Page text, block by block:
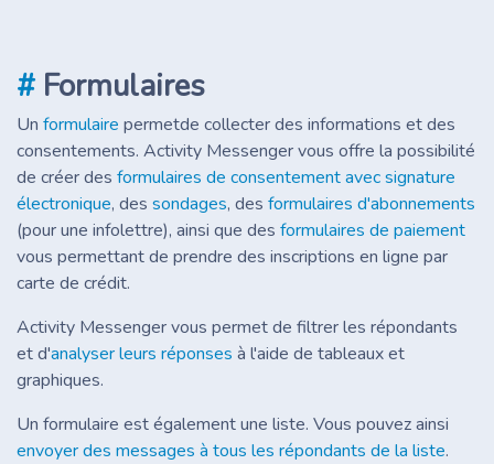
# Formulaires
Un formulaire permetde collecter des informations et des
consentements. Activity Messenger vous offre la possibilité
de créer des formulaires de consentement avec signature
électronique, des sondages, des formulaires d'abonnements
(pour une infolettre), ainsi que des formulaires de paiement
vous permettant de prendre des inscriptions en ligne par
carte de crédit.
Activity Messenger vous permet de filtrer les répondants
et d'analyser leurs réponses à l'aide de tableaux et
graphiques.
Un formulaire est également une liste. Vous pouvez ainsi
envoyer des messages à tous les répondants de la liste.